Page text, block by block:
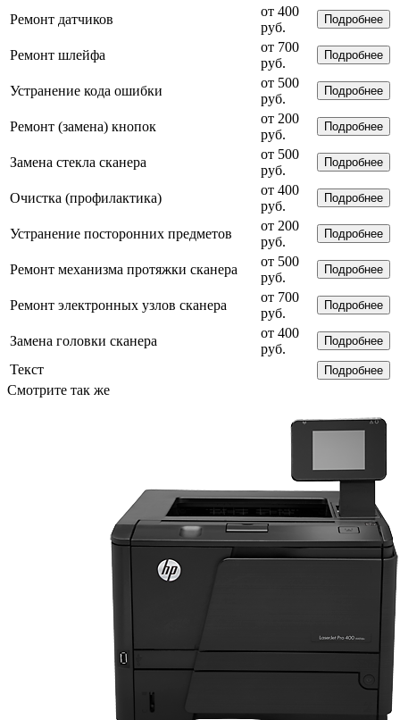
Ремонт датчиков
от 400
руб.
Подробнее
Ремонт шлейфа
от 700
руб.
Подробнее
Устранение кода ошибки
от 500
руб.
Подробнее
Ремонт (замена) кнопок
от 200
руб.
Подробнее
Замена стекла сканера
от 500
руб.
Подробнее
Очистка (профилактика)
от 400
руб.
Подробнее
Устранение посторонних предметов
от 200
руб.
Подробнее
Ремонт механизма протяжки сканера
от 500
руб.
Подробнее
Ремонт электронных узлов сканера
от 700
руб.
Подробнее
Замена головки сканера
от 400
руб.
Подробнее
Текст Подробнее
Смотрите так же